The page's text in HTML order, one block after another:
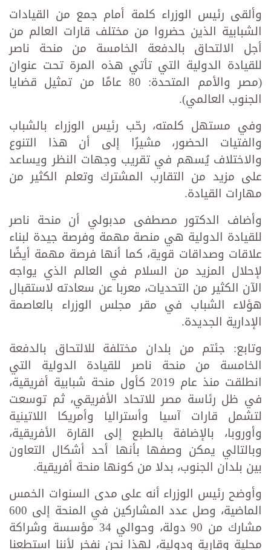
وألقى رئيس الوزراء كلمة أمام جمع من القيادات
الشبابية الذين حضروا من مختلف قارات العالم من
أجل الالتحاق بالدفعة الخامسة من منحة ناصر
للقيادة الدولية التي تأتي هذه المرة تحت عنوان
(مصر والأمم المتحدة: 80 عامًا من تمثيل قضايا
الجنوب العالمي).
وفي مستهل كلمته، رحّب رئيس الوزراء بالشباب
والفتيات الحضور، مشيرًا إلى أن هذا التنوع
والاختلاف يُسهم في تقريب وجهات النظر ويساعد
على مزيد من التقارب المشترك وتعلم الكثير من
مهارات القيادة.
وأضاف الدكتور مصطفى مدبولي أن منحة ناصر
للقيادة الدولية هي منصة مهمة وفرصة جيدة لبناء
علاقات وصداقات قوية، كما أنها فرصة مهمة أيضًا
لإحلال المزيد من السلام في العالم الذي يواجه
الآن الكثير من التحديات، معربا عن سعادته لاستقبال
هؤلاء الشباب في مقر مجلس الوزراء بالعاصمة
الإدارية الجديدة.
وتابع: جئتم من بلدان مختلفة للالتحاق بالدفعة
الخامسة من منحة ناصر للقيادة الدولية التي
انطلقت منذ عام 2019 كأول منحة شبابية أفريقية،
في ظل رئاسة مصر للاتحاد الأفريقي، ثم توسعت
لتشمل قارات آسيا وأستراليا وأمريكا اللاتينية
وأوروبا، بالإضافة بالطبع إلى القارة الأفريقية،
وبالتالي يمكن وصفها بأنها أحد أشكال التعاون
بين بلدان الجنوب، بدلا من كونها منحة أفريقية.
وأوضح رئيس الوزراء أنه على مدى السنوات الخمس
الماضية، وصل عدد المشاركين في المنحة إلى 600
مشارك من 90 دولة، وحوالي 34 مؤسسة وشراكة
محلية وقارية ودولية، لهذا نحن نفخر لأننا استطعنا